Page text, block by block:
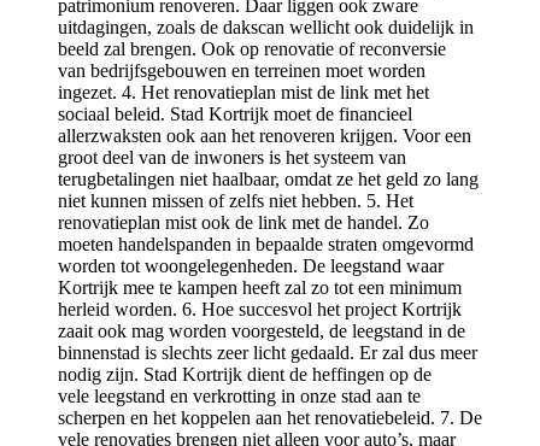
patrimonium renoveren. Daar liggen ook zware
uitdagingen, zoals de dakscan wellicht ook duidelijk in
beeld zal brengen. Ook op renovatie of reconversie
van bedrijfsgebouwen en terreinen moet worden
ingezet. 4. Het renovatieplan mist de link met het
sociaal beleid. Stad Kortrijk moet de financieel
allerzwaksten ook aan het renoveren krijgen. Voor een
groot deel van de inwoners is het systeem van
terugbetalingen niet haalbaar, omdat ze het geld zo lang
niet kunnen missen of zelfs niet hebben. 5. Het
renovatieplan mist ook de link met de handel. Zo
moeten handelspanden in bepaalde straten omgevormd
worden tot woongelegenheden. De leegstand waar
Kortrijk mee te kampen heeft zal zo tot een minimum
herleid worden. 6. Hoe succesvol het project Kortrijk
zaait ook mag worden voorgesteld, de leegstand in de
binnenstad is slechts zeer licht gedaald. Er zal dus meer
nodig zijn. Stad Kortrijk dient de heffingen op de
vele leegstand en verkrotting in onze stad aan te
scherpen en het koppelen aan het renovatiebeleid. 7. De
vele renovaties brengen niet alleen voor auto’s, maar